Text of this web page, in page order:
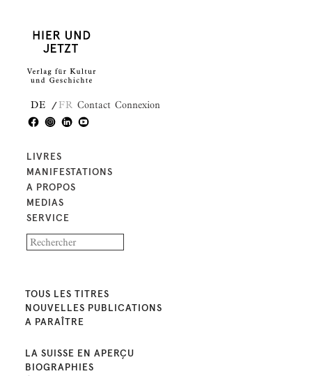
DE FR Contact Connexion
LIVRES
MANIFESTATIONS
A PROPOS
MEDIAS
SERVICE
TOUS LES TITRES
NOUVELLES PUBLICATIONS
A PARAÎTRE
LA SUISSE EN APERÇU
BIOGRAPHIES